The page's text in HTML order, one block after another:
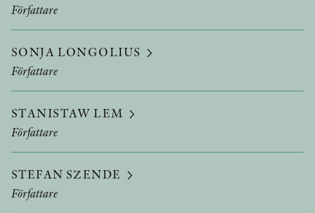
Författare
SONJA LONGOLIUS
Författare
STANISTAW LEM
Författare
STEFAN SZENDE
Författare